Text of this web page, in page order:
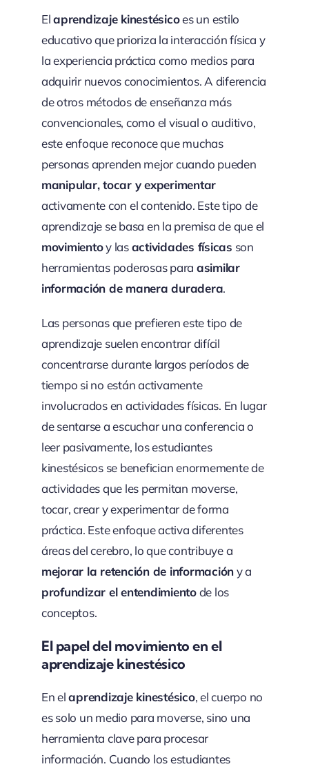
Elaprendizaje kinestésicoes un estilo
educativo que prioriza la interacción física y
la experiencia práctica como medios para
adquirir nuevos conocimientos. A diferencia
de otros métodos de enseñanza más
convencionales, como el visual o auditivo,
este enfoque reconoce que muchas
personas aprenden mejor cuando pueden
manipular, tocar y experimentar
activamente con el contenido. Este tipo de
aprendizaje se basa en la premisa de que el
movimientoy lasactividades físicas son
herramientas poderosas para asimilar
información de manera duradera.
Las personas que prefieren este tipo de
aprendizaje suelen encontrar difícil
concentrarse durante largos períodos de
tiempo si no están activamente
involucrados en actividades físicas. En lugar
de sentarse a escuchar una conferencia o
leer pasivamente, los estudiantes
kinestésicos se benefician enormemente de
actividades que les permitan moverse,
tocar, crear y experimentar de forma
práctica. Este enfoque activa diferentes
áreas del cerebro, lo que contribuye a
mejorar la retención de informacióny a
profundizar el entendimientode los
conceptos.
El papel del movimiento en el
aprendizaje kinestésico
En elaprendizaje kinestésico, el cuerpo no
es solo un medio para moverse, sino una
herramienta clave para procesar
información. Cuando los estudiantes